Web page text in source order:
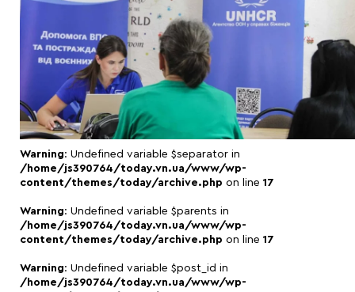
Warning: Undefined variable $separator in
/home/js390764/today.vn.ua/www/wp-
content/themes/today/archive.php on line 17
Warning: Undefined variable $parents in
/home/js390764/today.vn.ua/www/wp-
content/themes/today/archive.php on line 17
Warning: Undefined variable $post_id in
/home/js390764/today.vn.ua/www/wp-